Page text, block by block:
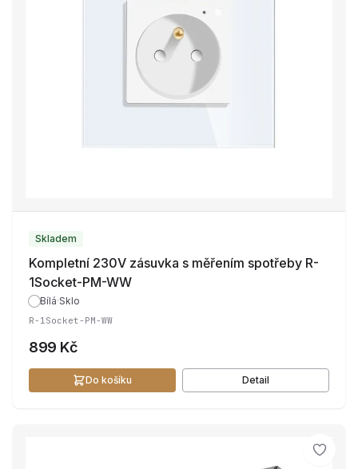
Skladem
Kompletní 230V zásuvka s měřením spotřeby R-
1Socket-PM-WW
Bílá·Sklo
R-1Socket-PM-WW
899 Kč
Do košíku Detail